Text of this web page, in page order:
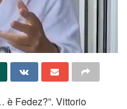
è Fedez?”. Vittorio